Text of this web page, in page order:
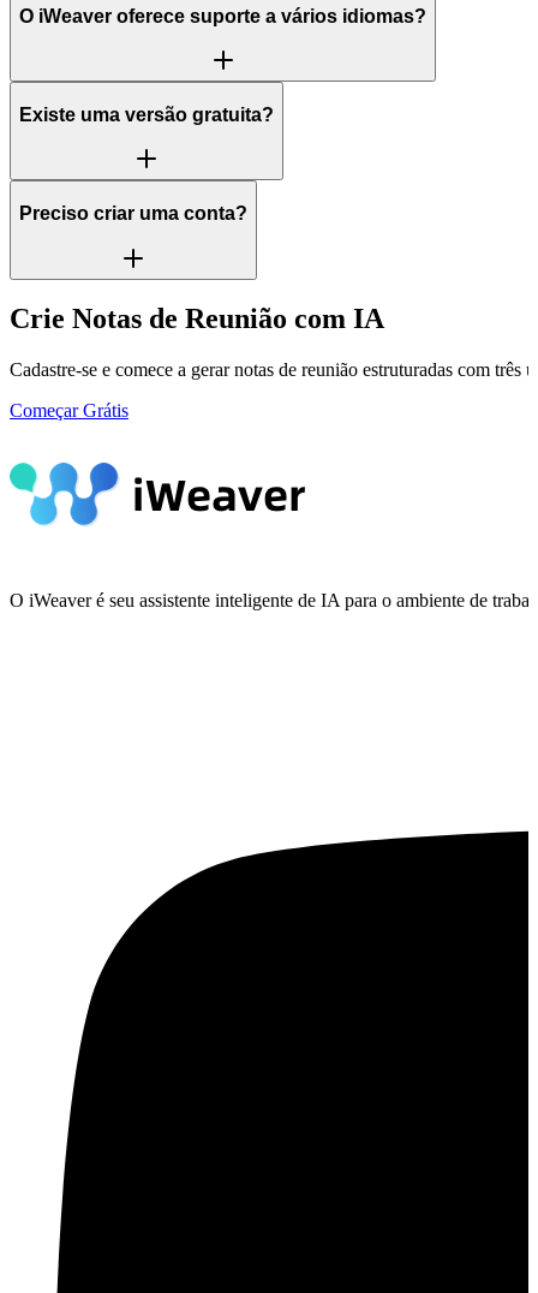
O iWeaver oferece suporte a vários idiomas?
Existe uma versão gratuita?
Preciso criar uma conta?
Crie Notas de Reunião com IA
Cadastre-se e comece a gerar notas de reunião estruturadas com três
Começar Grátis
O iWeaver é seu assistente inteligente de IA para o ambiente de